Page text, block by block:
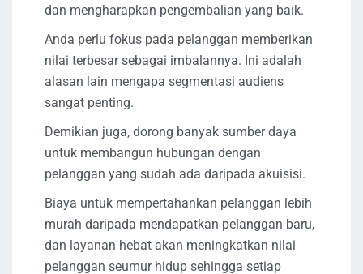
dan mengharapkan pengembalian yang baik.
Anda perlu fokus pada pelanggan memberikan
nilai terbesar sebagai imbalannya. Ini adalah
alasan lain mengapa segmentasi audiens
sangat penting.
Demikian juga, dorong banyak sumber daya
untuk membangun hubungan dengan
pelanggan yang sudah ada daripada akuisisi.
Biaya untuk mempertahankan pelanggan lebih
murah daripada mendapatkan pelanggan baru,
dan layanan hebat akan meningkatkan nilai
pelanggan seumur hidup sehingga setiap